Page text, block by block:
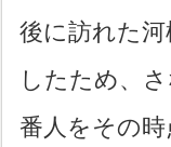
後に訪れた
したため、
番人をその